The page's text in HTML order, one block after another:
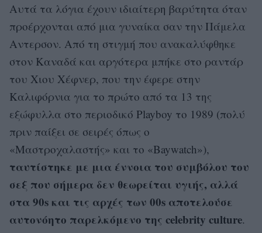
Αυτά τα λόγια έχουν ιδιαίτερη βαρύτητα όταν
προέρχονται από μια γυναίκα σαν την Πάμελα
Αντερσον. Από τη στιγμή που ανακαλύφθηκε
στον Καναδά και αργότερα μπήκε στο ραντάρ
του Χιου Χέφνερ, που την έφερε στην
Καλιφόρνια για το πρώτο από τα 13 της
εξώφυλλα στο περιοδικό Playboy το 1989 (πολύ
πριν παίξει σε σειρές όπως ο
«Μαστροχαλαστής» και το «Baywatch»),
ταυτίστηκε με μια έννοια του συμβόλου του
σεξ που σήμερα δεν θεωρείται υγιής, αλλά
στα 90s και τις αρχές των 00s αποτελούσε
αυτονόητο παρελκόμενο της celebrity culture.